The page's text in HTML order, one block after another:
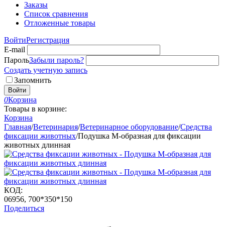
Заказы
Список сравнения
Отложенные товары
ВойтиРегистрация
E-mail
ПарольЗабыли пароль?
Создать учетную запись
Запомнить
Войти
0Корзина
Товары в корзине:
Корзина
Главная/Ветеринария/Ветеринарное оборудование/Средства
фиксации животных/Подушка М-образная для фиксации
животных длинная
КОД:
06956, 700*350*150
Поделиться